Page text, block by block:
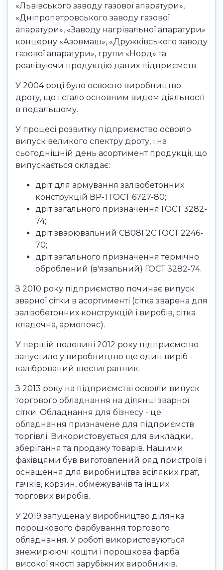
«Львівського заводу газової апаратури»,
«Дніпропетровського заводу газової
апаратури», «Заводу нагрівальної апаратури»
концерну «Азовмаш», «Дружківського заводу
газової апаратури», групи «Норд» та
реалізуючи продукцію даних підприємств.
У 2004 році було освоєно виробництво
дроту, що і стало основним видом діяльності
в подальшому.
У процесі розвитку підприємство освоїло
випуск великого спектру дроту, і на
сьогоднішній день асортимент продукції, що
випускається складає:
дріт для армування залізобетонних
конструкцій ВР-1 ГОСТ 6727-80;
дріт загального призначення ГОСТ 3282-
74;
дріт зварювальний СВ08Г2С ГОСТ 2246-
70;
дріт загального призначення термічно
оброблений (в'язальний) ГОСТ 3282-74.
З 2010 року підприємство починає випуск
зварної сітки в асортименті (сітка зварена для
залізобетонних конструкцій і виробів, сітка
кладочна, армопояс).
У першій половині 2012 року підприємство
запустило у виробництво ще один виріб -
калібрований шестигранник.
З 2013 року на підприємстві освоїли випуск
торгового обладнання на ділянці зварної
сітки. Обладнання для бізнесу - це
обладнання призначене для підприємств
торгівлі. Використовується для викладки,
зберігання та продажу товарів. Нашими
фахівцями був виготовлений ряд пристроїв і
оснащення для виробництва всіляких грат,
гачків, корзин, обмежувачів та інших
торгових виробів.
У 2019 запущена у виробництво ділянка
порошкового фарбування торгового
обладнання. У роботі використовуються
знежирюючі кошти і порошкова фарба
високої якості зарубіжних виробників.